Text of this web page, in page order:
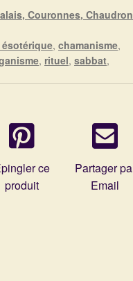
Couronnes,
,chamanisme,
, rituel,sabbat,
ce
produit
Partager
Email